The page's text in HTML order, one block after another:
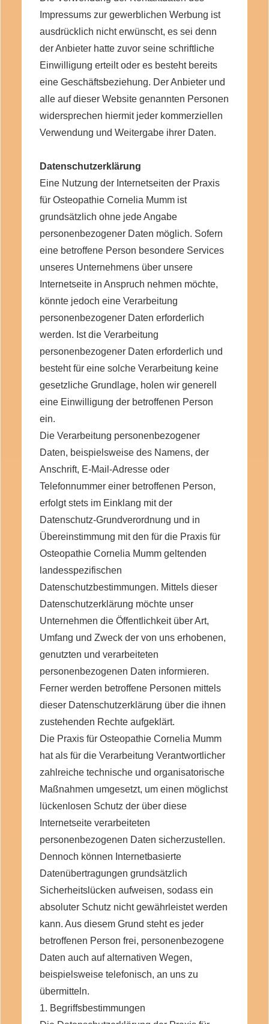
Impressums zur gewerblichen Werbung ist
ausdrücklich nicht erwünscht, es sei denn
der Anbieter hatte zuvor seine schriftliche
Einwilligung erteilt oder es besteht bereits
eine Geschäftsbeziehung. Der Anbieter und
alle auf dieser Website genannten Personen
widersprechen hiermit jeder kommerziellen
Verwendung und Weitergabe ihrer Daten.
Datenschutzerklärung
Eine Nutzung der Internetseiten der Praxis
für Osteopathie Cornelia Mumm ist
grundsätzlich ohne jede Angabe
personenbezogener Daten möglich. Sofern
eine betroffene Person besondere Services
unseres Unternehmens über unsere
Internetseite in Anspruch nehmen möchte,
könnte jedoch eine Verarbeitung
personenbezogener Daten erforderlich
werden. Ist die Verarbeitung
personenbezogener Daten erforderlich und
besteht für eine solche Verarbeitung keine
gesetzliche Grundlage, holen wir generell
eine Einwilligung der betroffenen Person
ein.
Die Verarbeitung personenbezogener
Daten, beispielsweise des Namens, der
Anschrift, E-Mail-Adresse oder
Telefonnummer einer betroffenen Person,
erfolgt stets im Einklang mit der
Datenschutz-Grundverordnung und in
Übereinstimmung mit den für die Praxis für
Osteopathie Cornelia Mumm geltenden
landesspezifischen
Datenschutzbestimmungen. Mittels dieser
Datenschutzerklärung möchte unser
Unternehmen die Öffentlichkeit über Art,
Umfang und Zweck der von uns erhobenen,
genutzten und verarbeiteten
personenbezogenen Daten informieren.
Ferner werden betroffene Personen mittels
dieser Datenschutzerklärung über die ihnen
zustehenden Rechte aufgeklärt.
Die Praxis für Osteopathie Cornelia Mumm
hat als für die Verarbeitung Verantwortlicher
zahlreiche technische und organisatorische
Maßnahmen umgesetzt, um einen möglichst
lückenlosen Schutz der über diese
Internetseite verarbeiteten
personenbezogenen Daten sicherzustellen.
Dennoch können Internetbasierte
Datenübertragungen grundsätzlich
Sicherheitslücken aufweisen, sodass ein
absoluter Schutz nicht gewährleistet werden
kann. Aus diesem Grund steht es jeder
betroffenen Person frei, personenbezogene
Daten auch auf alternativen Wegen,
beispielsweise telefonisch, an uns zu
übermitteln.
1. Begriffsbestimmungen